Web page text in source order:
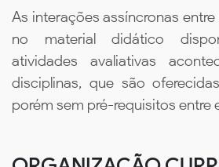
As interações assíncronas
no material didático
atividades avaliativas
disciplinas, que são
porém sem pré-requisitos entre